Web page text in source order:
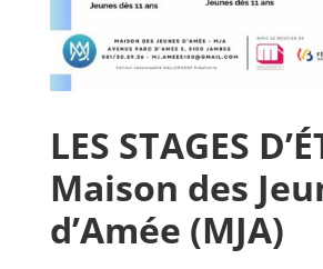
LES STAGES
Maison des
d’Amée (MJA)